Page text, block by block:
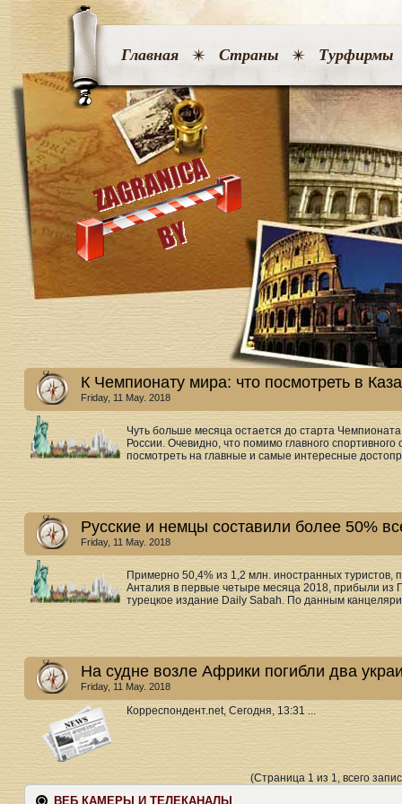
Главная Страны Турфирмы
К Чемпионату мира: что посмотреть в
Friday, 11 May. 2018
Чуть больше месяца остается до старта
России. Очевидно, что помимо главного
посмотреть на главные и самые интересные
Русские и немцы составили более 50%
Friday, 11 May. 2018
Примерно 50,4% из 1,2 млн. иностранных туристов,
Анталия в первые четыре месяца 2018, прибыли из
турецкое издание Daily Sabah. По данным
На судне возле Африки погибли два
Friday, 11 May. 2018
Корреспондент.net, Сегодня, 13:31 ...
(Страница 1 из 1, всего